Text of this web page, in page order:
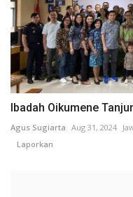
Ibadah Oikumene
Agus Sugiarta Aug 31, 2024
Laporkan